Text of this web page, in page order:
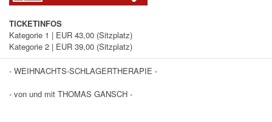
TICKETINFOS
Kategorie 1 | EUR 43,00 (Sitzplatz)
Kategorie 2 | EUR 39,00 (Sitzplatz)
- WEIHNACHTS-SCHLAGERTHERAPIE -
- von und mit THOMAS GANSCH -